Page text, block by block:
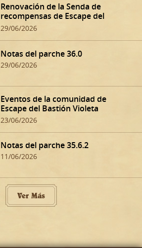
Renovación de la Senda de
recompensas de Escape del
Bastión Violeta
29/06/2026
Notas del parche 36.0
29/06/2026
Eventos de la comunidad de
Escape del Bastión Violeta
23/06/2026
Notas del parche 35.6.2
11/06/2026
Ver Más